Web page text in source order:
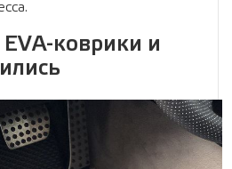
коврики и